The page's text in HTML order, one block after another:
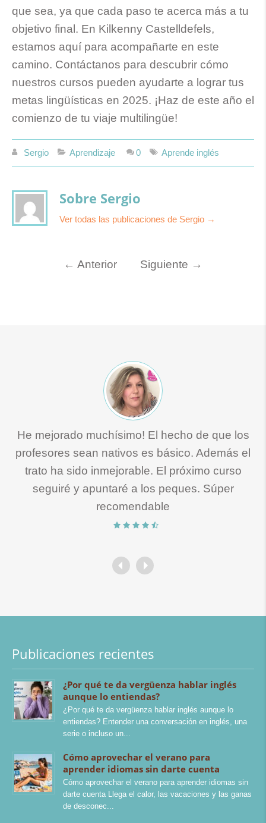
que sea, ya que cada paso te acerca más a tu
objetivo final. En Kilkenny Castelldefels,
estamos aquí para acompañarte en este
camino. Contáctanos para descubrir cómo
nuestros cursos pueden ayudarte a lograr tus
metas lingüísticas en 2025. ¡Haz de este año el
comienzo de tu viaje multilingüe!
Sergio Aprendizaje 0 Aprende inglés
Sobre Sergio
Ver todas las publicaciones de Sergio →
← Anterior Siguiente →
He mejorado muchísimo! El hecho de que los
profesores sean nativos es básico. Además el
trato ha sido inmejorable. El próximo curso
seguiré y apuntaré a los peques. Súper
recomendable
Publicaciones recientes
¿Por qué te da vergüenza hablar inglés
aunque lo entiendas?
¿Por qué te da vergüenza hablar inglés aunque lo
entiendas? Entender una conversación en inglés, una
serie o incluso un
Cómo aprovechar el verano para
aprender idiomas sin darte cuenta
Cómo aprovechar el verano para aprender idiomas sin
darte cuenta Llega el calor, las vacaciones y las ganas
de desconec